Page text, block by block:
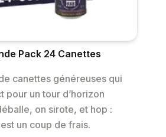
Pack 24 Canettes
canettes généreuses qui
pour un tour d’horizon
on sirote, et hop :
un coup de frais.